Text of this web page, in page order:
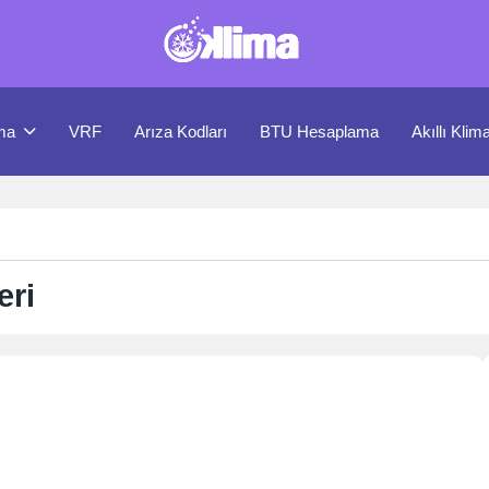
VRF Arıza Kodları BTU Hesaplama Akıllı